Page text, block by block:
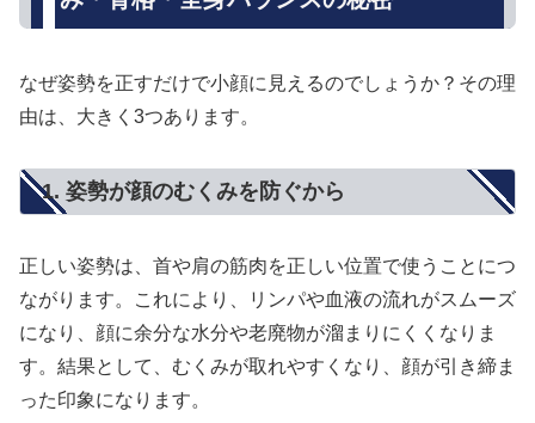
なぜ姿勢を正すだけで小顔に見えるのでしょうか？その理
由は、大きく3つあります。
1. 姿勢が顔のむくみを防ぐから
正しい姿勢は、首や肩の筋肉を正しい位置で使うことにつ
ながります。これにより、リンパや血液の流れがスムーズ
になり、顔に余分な水分や老廃物が溜まりにくくなりま
す。結果として、むくみが取れやすくなり、顔が引き締ま
った印象になります。